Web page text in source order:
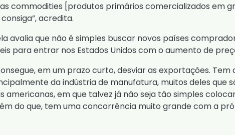
commodities [produtos primários comercializados em
acredita.
avalia que não é simples buscar novos países
para entrar nos Estados Unidos com o aumento de
em um prazo curto, desviar as exportações. Tem
da indústria de manufatura, muitos deles que
americanas, em que talvez já não seja tão simples
do que, tem uma concorrência muito grande com a